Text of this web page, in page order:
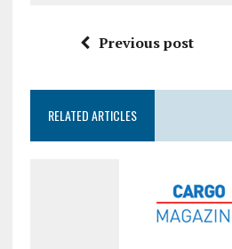
Previous post
RELATED ARTICLES